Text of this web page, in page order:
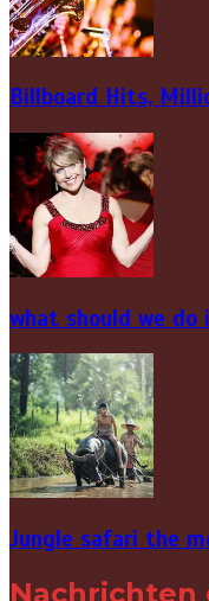
Billboard Hits,
what should we
Jungle safari the
Nachrichten